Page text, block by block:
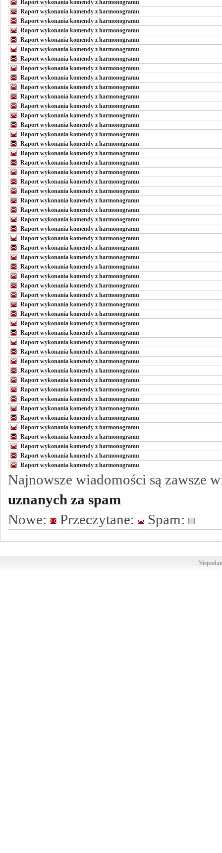
Raport wykonania komendy z harmonogramu
Raport wykonania komendy z harmonogramu
Raport wykonania komendy z harmonogramu
Raport wykonania komendy z harmonogramu
Raport wykonania komendy z harmonogramu
Raport wykonania komendy z harmonogramu
Raport wykonania komendy z harmonogramu
Raport wykonania komendy z harmonogramu
Raport wykonania komendy z harmonogramu
Raport wykonania komendy z harmonogramu
Raport wykonania komendy z harmonogramu
Raport wykonania komendy z harmonogramu
Raport wykonania komendy z harmonogramu
Raport wykonania komendy z harmonogramu
Raport wykonania komendy z harmonogramu
Raport wykonania komendy z harmonogramu
Raport wykonania komendy z harmonogramu
Raport wykonania komendy z harmonogramu
Raport wykonania komendy z harmonogramu
Raport wykonania komendy z harmonogramu
Raport wykonania komendy z harmonogramu
Raport wykonania komendy z harmonogramu
Raport wykonania komendy z harmonogramu
Raport wykonania komendy z harmonogramu
Raport wykonania komendy z harmonogramu
Raport wykonania komendy z harmonogramu
Raport wykonania komendy z harmonogramu
Raport wykonania komendy z harmonogramu
Raport wykonania komendy z harmonogramu
Raport wykonania komendy z harmonogramu
Raport wykonania komendy z harmonogramu
Raport wykonania komendy z harmonogramu
Raport wykonania komendy z harmonogramu
Raport wykonania komendy z harmonogramu
Raport wykonania komendy z harmonogramu
Raport wykonania komendy z harmonogramu
Raport wykonania komendy z harmonogramu
Raport wykonania komendy z harmonogramu
Raport wykonania komendy z harmonogramu
Raport wykonania komendy z harmonogramu
Raport wykonania komendy z harmonogramu
Raport wykonania komendy z harmonogramu
Raport wykonania komendy z harmonogramu
Raport wykonania komendy z harmonogramu
Raport wykonania komendy z harmonogramu
Raport wykonania komendy z harmonogramu
Raport wykonania komendy z harmonogramu
Raport wykonania komendy z harmonogramu
Raport wykonania komendy z harmonogramu
Raport wykonania komendy z harmonogramu
Najnowsze wiadomości są zawsze
uznanych za spam
Nowe:
Przeczytane: Spam: